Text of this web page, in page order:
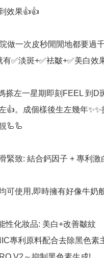
效果👍👍
做一次皮秒閒閒地都要過
有✅淡斑+✅袪皺+✅美白
媽搽左一星期即刻FEEL 到
👍。成個樣後生左幾年
🦾🦾
緊致: 結合鈣因子 + 專利
可使用,即時擁有好像牛奶
性化妝品: 美白+改善皺紋
專利原料配合去除黑色素